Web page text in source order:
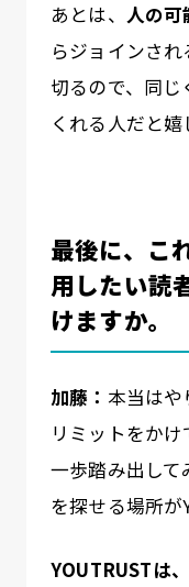
あとは、 人の可
らジョインさ
切るので、同
くれる人だと嬉
最後に、こ
用したい読
けますか。
加藤： 本当は
リミットをか
一歩踏み出して
を探せる場所が
YOUTRUSTは